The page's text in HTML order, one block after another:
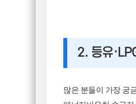
2. 등유
많은 분들이 가장 궁